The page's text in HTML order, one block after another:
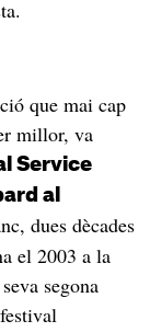
que mai cap
millor, va
Service
al
dues dècades
el 2003 a la
segona